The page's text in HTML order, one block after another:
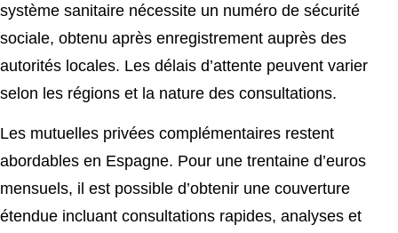
système sanitaire nécessite un numéro de sécurité
sociale, obtenu après enregistrement auprès des
autorités locales. Les délais d’attente peuvent varier
selon les régions et la nature des consultations.
Les mutuelles privées complémentaires restent
abordables en Espagne. Pour une trentaine d’euros
mensuels, il est possible d’obtenir une couverture
étendue incluant consultations rapides, analyses et